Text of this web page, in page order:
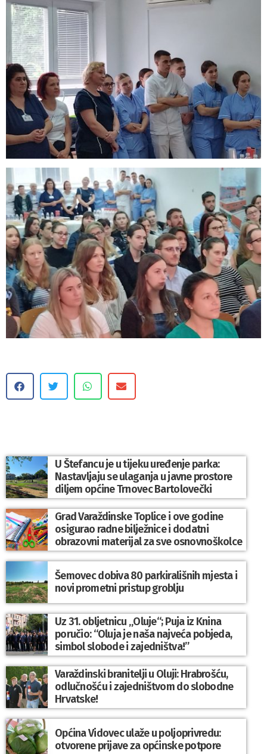
U Štefancu je u tijeku uređenje parka:
Nastavljaju se ulaganja u javne prostore
diljem općine Trnovec Bartolovečki
Grad Varaždinske Toplice i ove godine
osigurao radne bilježnice i dodatni
obrazovni materijal za sve osnovnoškolce
Šemovec dobiva 80 parkirališnih mjesta i
novi prometni pristup groblju
Uz 31. obljetnicu „Oluje“; Puja iz Knina
poručio: “Oluja je naša najveća pobjeda,
simbol slobode i zajedništva!”
Varaždinski branitelji u Oluji: Hrabrošću,
odlučnošću i zajedništvom do slobodne
Hrvatske!
Općina Vidovec ulaže u poljoprivredu:
otvorene prijave za općinske potpore